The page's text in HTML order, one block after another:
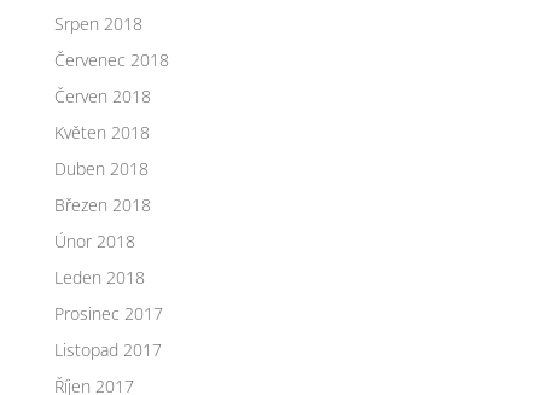
Srpen 2018
Červenec 2018
Červen 2018
Květen 2018
Duben 2018
Březen 2018
Únor 2018
Leden 2018
Prosinec 2017
Listopad 2017
Říjen 2017